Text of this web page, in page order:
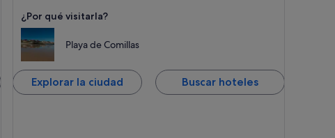
¿Por qué visitarla?
Playa de Comillas
Explorar la ciudad Buscar hoteles